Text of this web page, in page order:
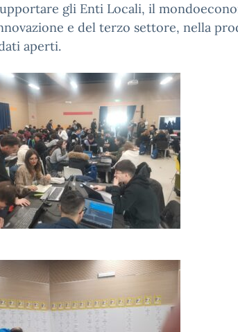
gli Enti Locali, il
e del terzo settore, nella
aperti.